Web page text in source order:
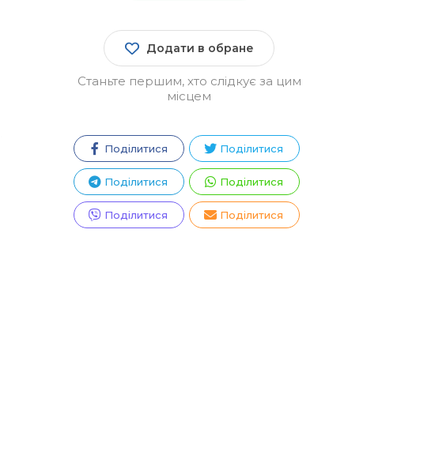
Додати в обране
Станьте першим, хто слідкує за цим
місцем
Поділитися Поділитися
Поділитися Поділитися
Поділитися Поділитися